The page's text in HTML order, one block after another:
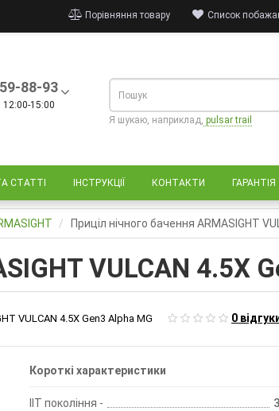
Список
Порівняння товару
88-93
12:00-15:00
Я шукаю, наприклад, pulsar trail
СТАТТІ ІНСТРУКЦІЇ КОНТАКТИ
Приціл нічного бачення ARMASIGHT
VULCAN 4.5X
VULCAN 4.5X Gen3 Alpha MG 0
Короткі характеристики
IIT покоління -